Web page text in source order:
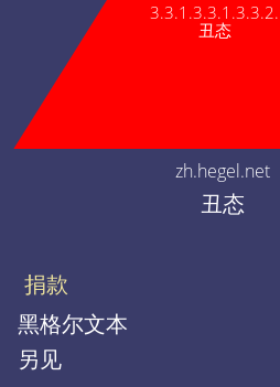
3.3.1.3.3.1.3.3.2.
丑态
zh.hegel.net
丑态
捐款
黑格尔文本
另见